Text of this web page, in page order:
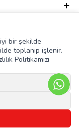
bir şekilde
toplanıp işlenir.
Politikamızı